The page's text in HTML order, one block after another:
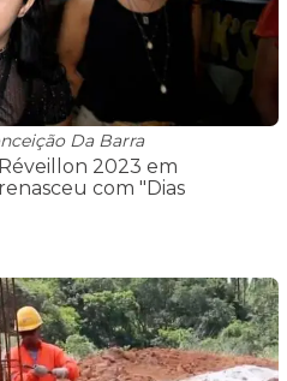
Da Barra
2023 em
com "Dias